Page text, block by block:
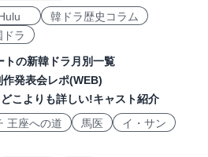
韓ドラ歴史コラム
ラ
トの新韓ドラ月別一覧
作発表会レポ(WEB)
どこよりも詳しい!キャスト紹介
王座への道 馬医
イ・サン